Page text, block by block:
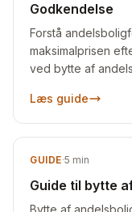
Godkendelse
Forstå
maksimalprisen
ved bytte af
Læs guide
GUIDE·5 min
Guide til bytte
Bytte af